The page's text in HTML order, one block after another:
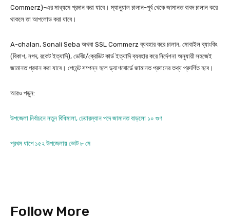
Commerz)-এর মাধ্যমে প্রদান করা যাবে। ম্যানুয়াল চালান-পূর্ব থেকে জামানত বাবদ চালান করে
থাকলে তা আপলোড করা যাবে।
A-chalan, Sonali Seba অথবা SSL Commerz ব্যবহার করে চালান, মোবাইল ব্যাংকিং
(বিকাশ, নগদ, রকেট ইত্যাদি), ডেবিট/ক্রেডিট কার্ড ইত্যাদি ব্যবহার করে নির্দেশনা অনুযায়ী সহজেই
জামানত প্রদান করা যাবে। পেমেন্ট সম্পন্ন হলে ড্যাশবোর্ডে জামানত প্রদানের তথ্য প্রদর্শিত হবে।
আরও পড়ুন:
উপজেলা নির্বাচনে নতুন বিধিমালা, চেয়ারম্যান পদে জামানত বাড়লো ১০ গুণ
প্রথম ধাপে ১৫২ উপজেলায় ভোট ৮ মে
Follow More